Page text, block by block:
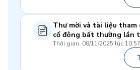
Thư mời và tài liệu tham
cổ đông bất thường lần
Thời gian: 08/11/2025 lúc